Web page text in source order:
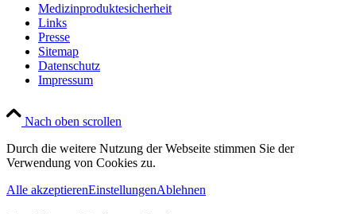
Medizinproduktesicherheit
Links
Presse
Sitemap
Datenschutz
Impressum
Nach oben scrollen
Durch die weitere Nutzung der Webseite stimmen Sie der
Verwendung von Cookies zu.
Alle akzeptierenEinstellungenAblehnen